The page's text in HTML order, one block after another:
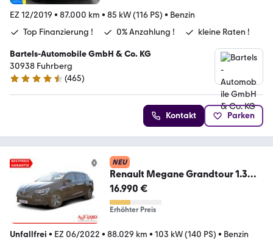
EZ 12/2019 • 87.000 km • 85 kW (116 PS) • Benzin
Top Finanzierung !
0% Anzahlung ! kleine Raten !
Bartels-Automobile GmbH & Co. KG
30938 Fuhrberg
4.6 Sterne
(465)
Kontakt Parken
NEU
Renault Megane Grandtour 1.3
TCE Intens LED Spurhalte
16.990 €
Erhöhter Preis
Unfallfrei • EZ 06/2022 • 88.029 km • 103 kW (140 PS) • Benzin